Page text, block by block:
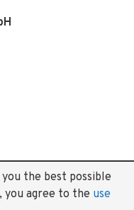
the best possible
you agree to the use